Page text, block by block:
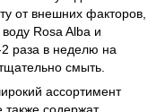
от внешних факторов,
Rosa Alba и
раза в неделю на
смыть.
ассортимент